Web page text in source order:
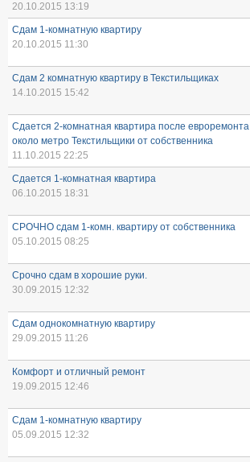
20.10.2015 13:19
Сдам 1-комнатную квартиру
20.10.2015 11:30
Сдам 2 комнатную квартиру в Текстильщиках
14.10.2015 15:42
Сдается 2-комнатная квартира после евроремонта
около метро Текстильщики от собственника
11.10.2015 22:25
Сдается 1-комнатная квартира
06.10.2015 18:31
СРОЧНО сдам 1-комн. квартиру от собственника
05.10.2015 08:25
Срочно сдам в хорошие руки.
30.09.2015 12:32
Сдам однокомнатную квартиру
29.09.2015 11:26
Комфорт и отличный ремонт
19.09.2015 12:46
Сдам 1-комнатную квартиру
05.09.2015 12:32